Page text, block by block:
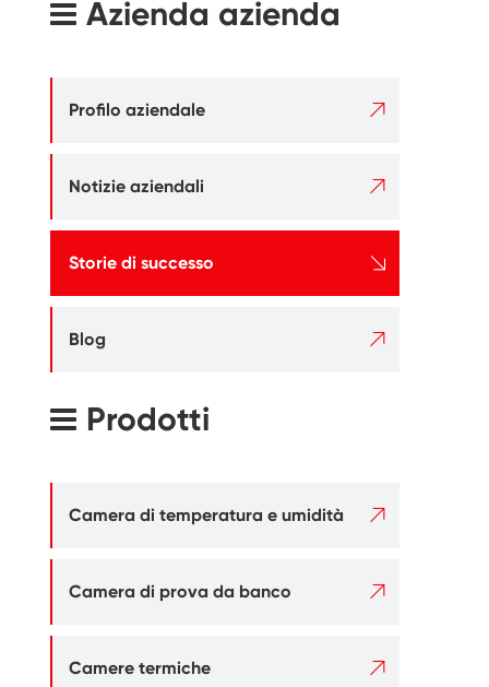
Azienda azienda
Profilo aziendale 
Notizie aziendali 
Storie di successo 
Blog 
Prodotti
Camera di temperatura e umidità 
Camera di prova da banco 
Camere termiche 